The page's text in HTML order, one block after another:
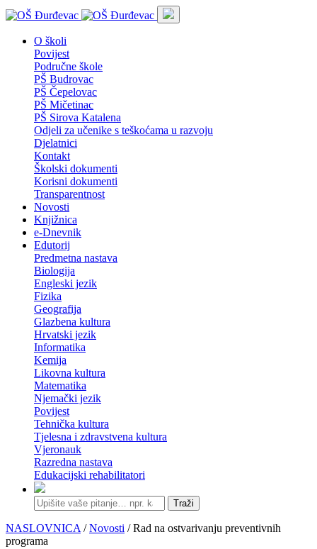
O školi
Povijest
Područne škole
PŠ Budrovac
PŠ Čepelovac
PŠ Mičetinac
PŠ Sirova Katalena
Odjeli za učenike s teškoćama u razvoju
Djelatnici
Kontakt
Školski dokumenti
Korisni dokumenti
Transparentnost
Novosti
Knjižnica
e-Dnevnik
Edutorij
Predmetna nastava
Biologija
Engleski jezik
Fizika
Geografija
Glazbena kultura
Hrvatski jezik
Informatika
Kemija
Likovna kultura
Matematika
Njemački jezik
Povijest
Tehnička kultura
Tjelesna i zdravstvena kultura
Vjeronauk
Razredna nastava
Edukacijski rehabilitatori
Traži
NASLOVNICA /Novosti / Rad na ostvarivanju preventivnih
programa